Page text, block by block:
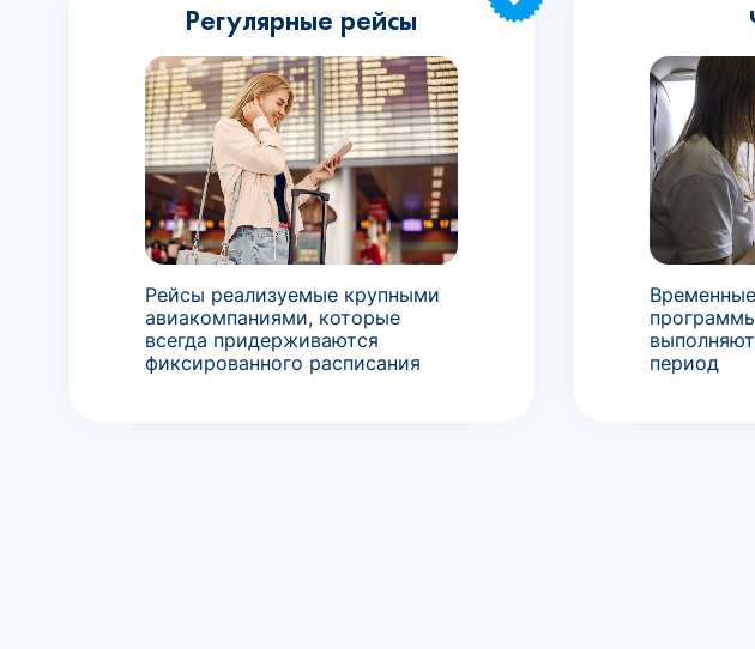
Регулярные рейсы
Рейсы реализуемые крупными
авиакомпаниями, которые
всегда придерживаются
фиксированного расписания
период